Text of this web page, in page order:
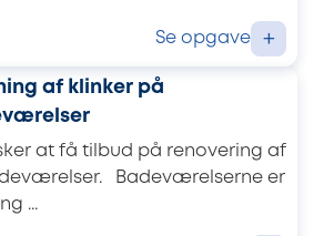
Se opgave +
af klinker på
at få tilbud på renovering af
Badeværelserne er
...